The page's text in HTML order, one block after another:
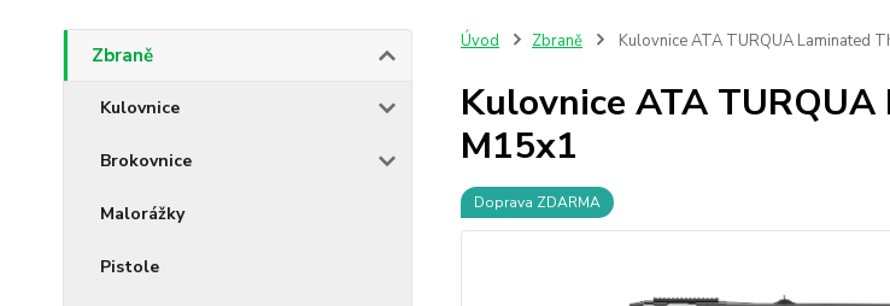
Zbraně
Kulovnice
Brokovnice
Malorážky
Pistole
Úvod Zbraně Kulovnice ATA TURQUA Laminated
Kulovnice ATA
M15x1
Doprava ZDARMA